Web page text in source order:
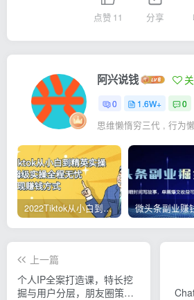
点赞 11 分享
阿兴说钱
0 1.6W+ 0
思维懒惰穷三代 , 行为
2022Tiktok从小白到精英实操，0-1保姆级实操全程无忧，多种变现赚钱方式
上一篇
个人IP全案打造课，特长挖
掘与用户分层，朋友圈策划